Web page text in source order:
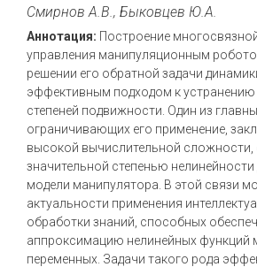
Смирнов А.В., Быковцев Ю.А.
Аннотация: Построение
управления манипуляционным
решении его обратной задачи
эффективным подходом к
степеней подвижности. Один из
ограничивающих его применение,
высокой вычислительной сложности,
значительной степенью
модели манипулятора. В этой связи
актуальности применения
обработки знаний, способных
аппроксимацию нелинейных функций
переменных. Задачи такого рода